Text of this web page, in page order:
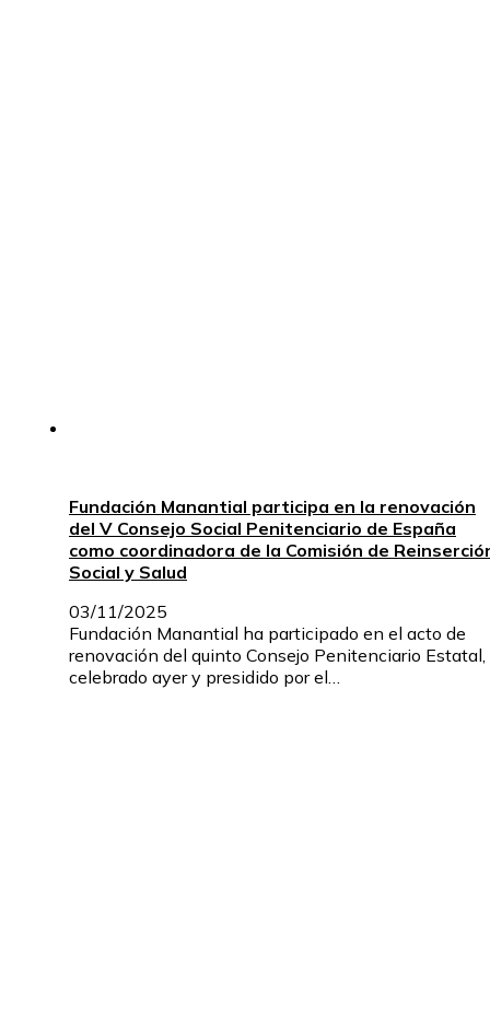
Fundación Manantial participa en la renovación
del V Consejo Social Penitenciario de España
como coordinadora de la Comisión de
Social y Salud
03/11/2025
Fundación Manantial ha participado en el acto de
renovación del quinto Consejo Penitenciario Estatal,
celebrado ayer y presidido por el…